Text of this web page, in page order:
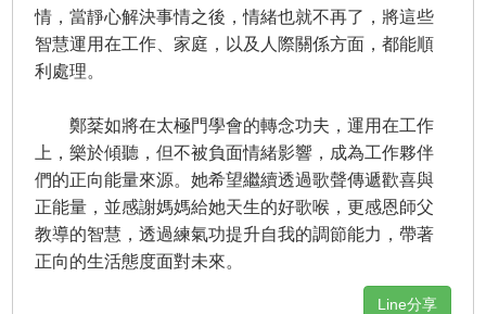
情，當靜心解決事情之後，情緒也就不再了，將這些
智慧運用在工作、家庭，以及人際關係方面，都能順
利處理。
鄭棻如將在太極門學會的轉念功夫，運用在工作
上，樂於傾聽，但不被負面情緒影響，成為工作夥伴
們的正向能量來源。她希望繼續透過歌聲傳遞歡喜與
正能量，並感謝媽媽給她天生的好歌喉，更感恩師父
教導的智慧，透過練氣功提升自我的調節能力，帶著
正向的生活態度面對未來。
Line分享